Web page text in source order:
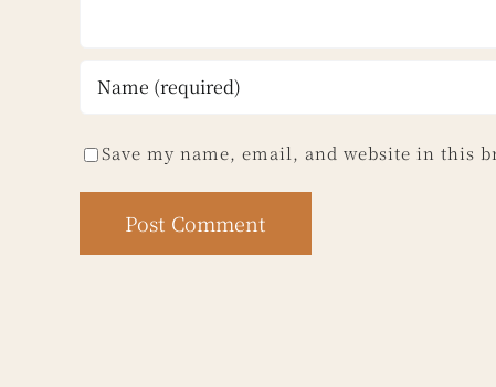
Save my name, email, and website in this